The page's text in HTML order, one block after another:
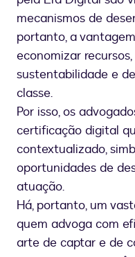
mecanismos de
portanto, a
economizar
sustentabilidade e
classe.
Por isso, os
certificação digital
contextualizado,
oportunidades de
atuação.
Há, portanto, um
quem advoga com
arte de captar e de